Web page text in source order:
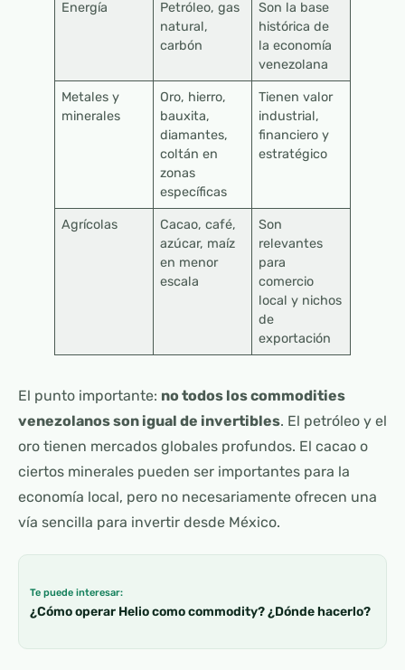
Energía
Petróleo, gas
natural,
carbón
Son la base
histórica de
la economía
venezolana
Metales y
minerales
Oro, hierro,
bauxita,
diamantes,
coltán en
zonas
específicas
Tienen valor
industrial,
financiero y
estratégico
Agrícolas
Cacao, café,
azúcar, maíz
en menor
escala
Son
relevantes
para
comercio
local y nichos
de
exportación
El punto importante: no todos los commodities
venezolanos son igual de invertibles. El petróleo y el
oro tienen mercados globales profundos. El cacao o
ciertos minerales pueden ser importantes para la
economía local, pero no necesariamente ofrecen una
vía sencilla para invertir desde México.
Te puede interesar:
¿Cómo operar Helio como commodity? ¿Dónde hacerlo?